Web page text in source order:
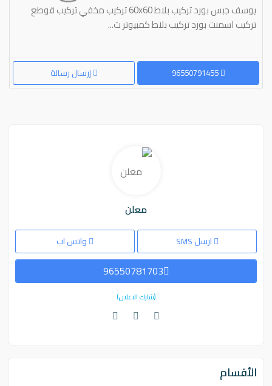
يوسف جبس بورد تركيب بلاط 60x60 تركيب مخفي تركيب قوطع
تركيب اسمنت بورد تركيب بلاط كمبيوتر ت...
إرسال رسالة 96550791455
معلن
ارسل SMS واتس اب
96550781703
(شارك الاعلان)
الأقسام